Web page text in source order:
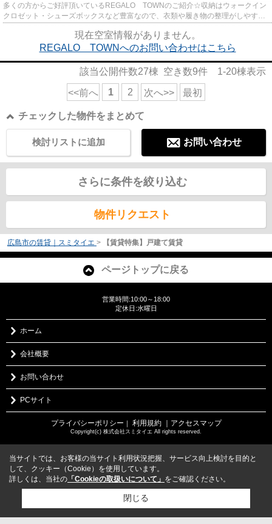
多くの方からご好評頂いているREGALO TOWNのご紹介☆収納はウォークイン
クロゼット・シューズボックスなど豊富なので、衣類や履き物の整理がしやすく
現在空室情報がありません。
REGALO TOWNへのお問い合わせはこちら
該当公開件数27棟 空き数9件 1-20棟表示
<<前へ 1 2 次へ>> 最初
チェックした物件をまとめて
お問い合わせ
検討リストに追加
さらに条件を絞り込む
物件リクエスト
広島市の賃貸｜スミタイエ > 【賃貸特集】戸建て賃貸
ページトップに戻る
営業時間:10:00～18:00
定休日:水曜日
ホーム
会社概要
お問い合わせ
PCサイト
プライバシーポリシー ｜ 利用規約 ｜アクセスマップ
Copyright(c) 株式会社スミタイエ All rights reserved.
当サイトでは、お客様の当サイト利用状況把握、サービス向上検討を目的と
して、クッキー（Cookie）を使用しています。
詳しくは、当社の 「Cookieの取扱いについて」 をご確認ください。
閉じる